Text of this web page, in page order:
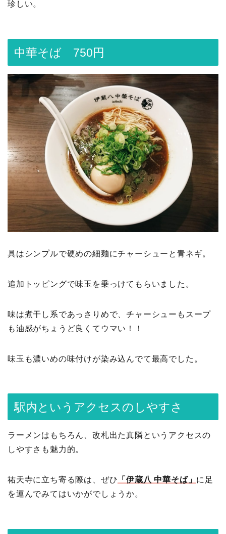
珍しい。
中華そば 750円
具はシンプルで硬めの細麺にチャーシューと青ネギ。
追加トッピングで味玉を乗っけてもらいました。
味は煮干し系であっさりめで、チャーシューもスープ
も油感がちょうど良くてウマい！！
味玉も濃いめの味付けが染み込んでて最高でした。
駅内というアクセスのしやすさ
ラーメンはもちろん、改札出た真隣というアクセスの
しやすさも魅力的。
祐天寺に立ち寄る際は、ぜひ 「伊蔵八 中華そば」 に足
を運んでみてはいかがでしょうか。